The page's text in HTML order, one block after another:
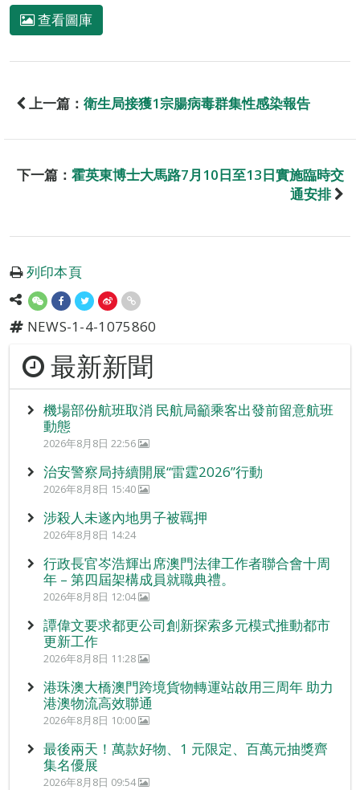
查看圖庫
上一篇： 衛生局接獲1宗腸病毒群集性感染報告
下一篇： 霍英東博士大馬路7月10日至13日實施臨時交
通安排
列印本頁
NEWS-1-4-1075860
最新新聞
機場部份航班取消 民航局籲乘客出發前留意航班
動態
2026年8月8日 22:56
治安警察局持續開展“雷霆2026”行動
2026年8月8日 15:40
涉殺人未遂內地男子被羈押
2026年8月8日 14:24
行政長官岑浩輝出席澳門法律工作者聯合會十周
年 – 第四屆架構成員就職典禮。
2026年8月8日 12:04
譚偉文要求都更公司創新探索多元模式推動都市
更新工作
2026年8月8日 11:28
港珠澳大橋澳門跨境貨物轉運站啟用三周年 助力
港澳物流高效聯通
2026年8月8日 10:00
最後兩天！萬款好物、1 元限定、百萬元抽獎齊
集名優展
2026年8月8日 09:54